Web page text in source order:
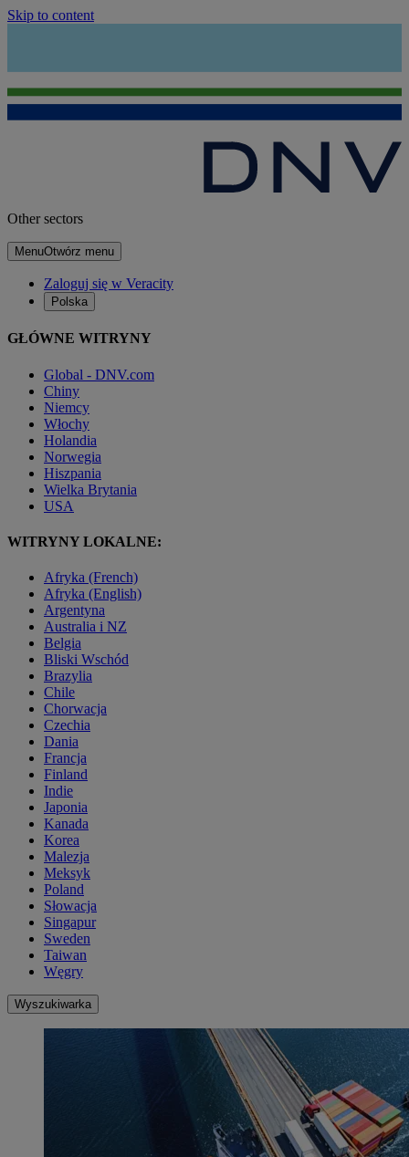
Skip to content
Other sectors
MenuOtwórz menu
Zaloguj się w Veracity
Polska
GŁÓWNE WITRYNY
Global - DNV.com
Chiny
Niemcy
Włochy
Holandia
Norwegia
Hiszpania
Wielka Brytania
USA
WITRYNY LOKALNE:
Afryka (French)
Afryka (English)
Argentyna
Australia i NZ
Belgia
Bliski Wschód
Brazylia
Chile
Chorwacja
Czechia
Dania
Francja
Finland
Indie
Japonia
Kanada
Korea
Malezja
Meksyk
Poland
Słowacja
Singapur
Sweden
Taiwan
Węgry
Wyszukiwarka